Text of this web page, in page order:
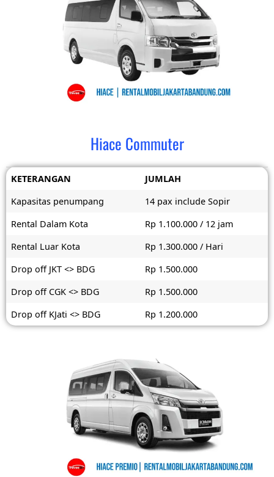
Hiace Commuter
KETERANGAN
JUMLAH
Kapasitas penumpang
14 pax include Sopir
Rental Dalam Kota
Rp 1.100.000 / 12 jam
Rental Luar Kota
Rp 1.300.000 / Hari
Drop off JKT <> BDG
Rp 1.500.000
Drop off CGK <> BDG
Rp 1.500.000
Drop off KJati <> BDG
Rp 1.200.000